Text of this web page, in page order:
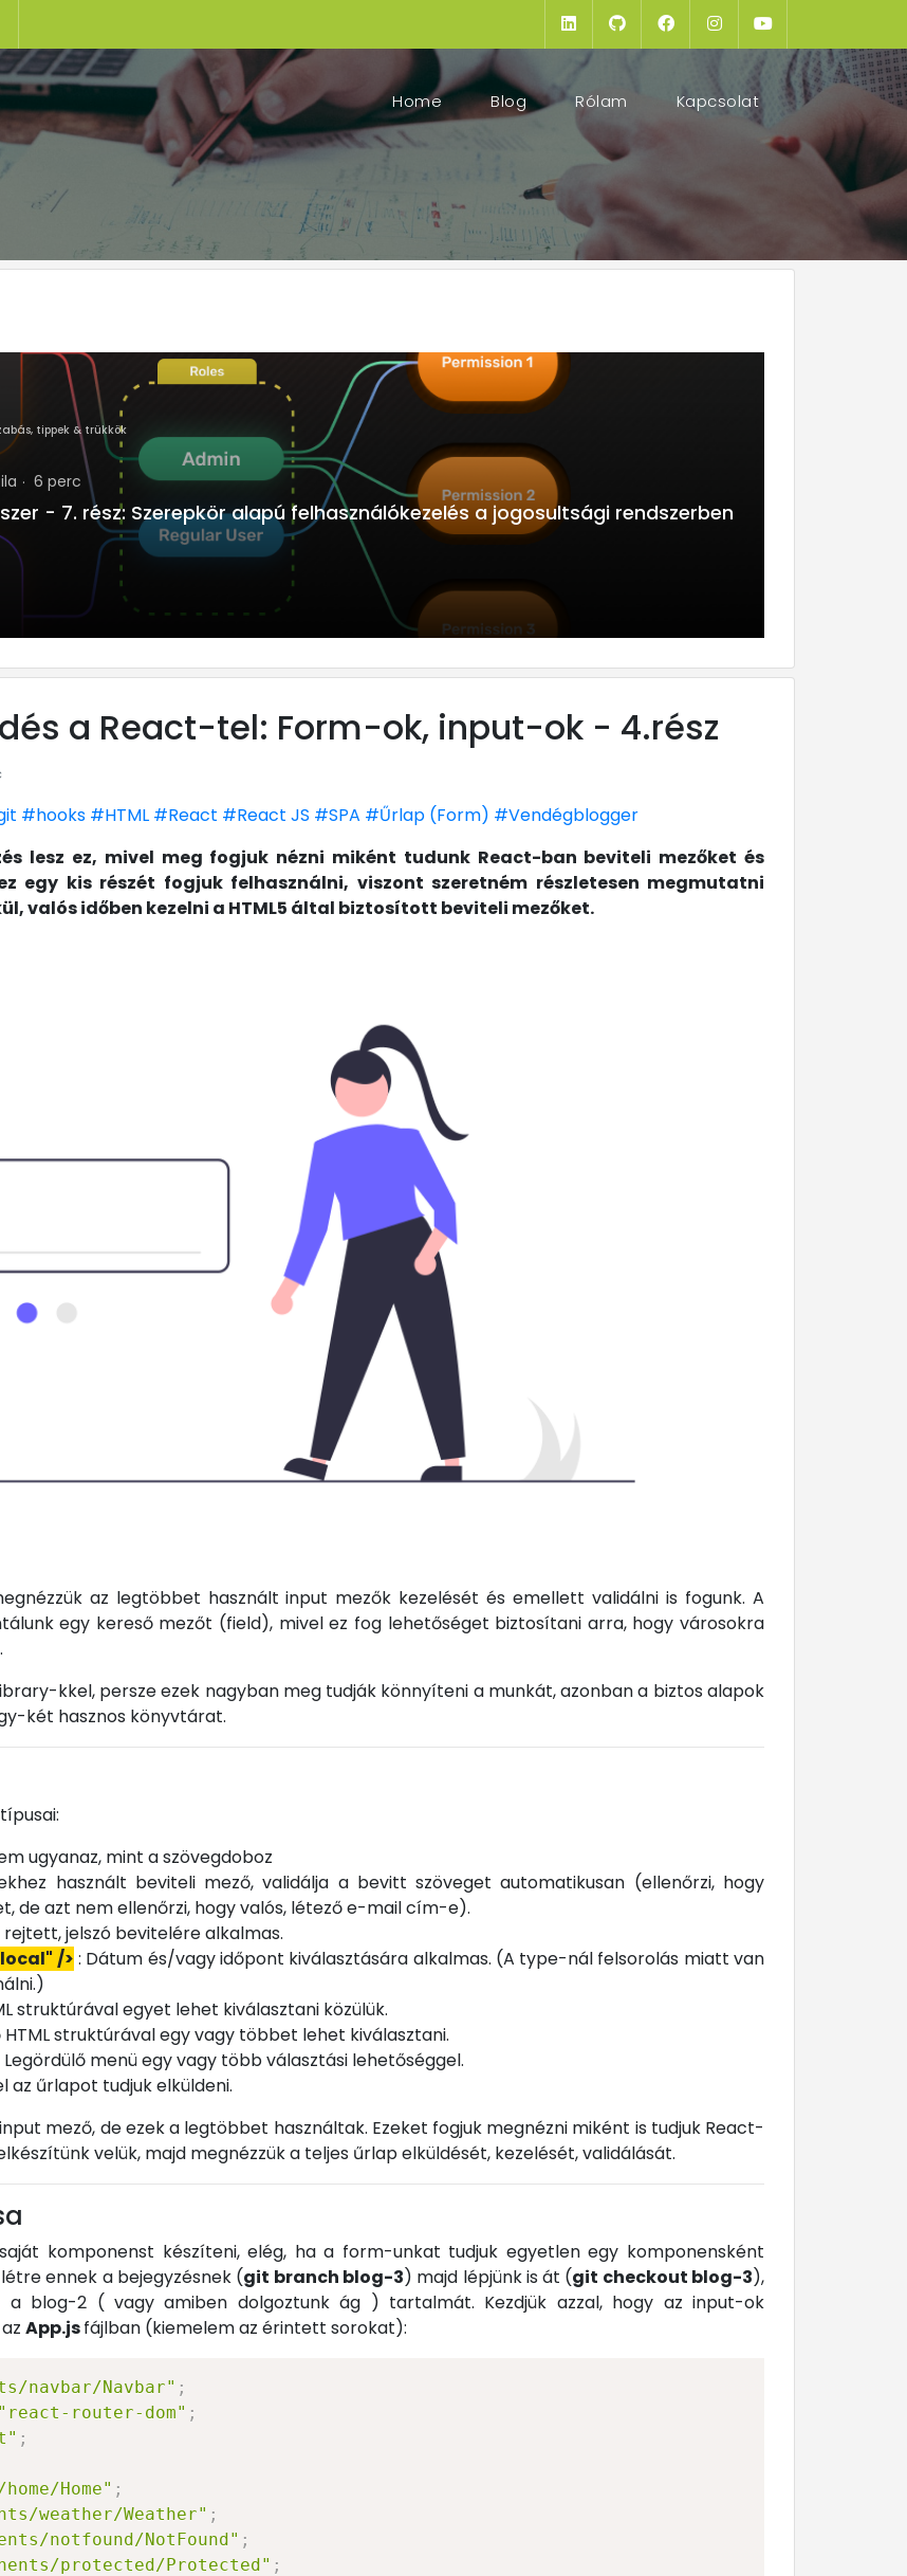
Home(current)
Blog Rólam Kapcsolat
tippek & trükkök
6 perc
- 7. rész: Szerepkör alapú felhasználókezelés a jogosultsági rendszerben
a React-tel: Form-ok, input-ok - 4.rész
#hooks #HTML #React #React JS #SPA #Űrlap (Form) #Vendégblogger
lesz ez, mivel meg fogjuk nézni miként tudunk React-ban beviteli mezőket és
egy kis részét fogjuk felhasználni, viszont szeretném részletesen megmutatni
valós időben kezelni a HTML5 által biztosított beviteli mezőket.
az legtöbbet használt input mezők kezelését és emellett validálni is fogunk. A
egy kereső mezőt (field), mivel ez fog lehetőséget biztosítani arra, hogy városokra
kkel, persze ezek nagyban meg tudják könnyíteni a munkát, azonban a biztos alapok
két hasznos könyvtárat.
ugyanaz, mint a szövegdoboz
használt beviteli mező, validálja a bevitt szöveget automatikusan (ellenőrzi, hogy
de azt nem ellenőrzi, hogy valós, létező e-mail cím-e).
jelszó bevitelére alkalmas.
/> : Dátum és/vagy időpont kiválasztására alkalmas. (A type-nál felsorolás miatt van
struktúrával egyet lehet kiválasztani közülük.
HTML struktúrával egy vagy többet lehet kiválasztani.
Legördülő menü egy vagy több választási lehetőséggel.
az űrlapot tudjuk elküldeni.
mező, de ezek a legtöbbet használtak. Ezeket fogjuk megnézni miként is tudjuk React-
velük, majd megnézzük a teljes űrlap elküldését, kezelését, validálását.
komponenst készíteni, elég, ha a form-unkat tudjuk egyetlen egy komponensként
ennek a bejegyzésnek (git branch blog-3) majd lépjünk is át (git checkout blog-3),
a blog-2 ( vagy amiben dolgoztunk ág ) tartalmát. Kezdjük azzal, hogy az input-ok
App.jsfájlban (kiemelem az érintett sorokat):
navbar/Navbar" ;
"react-router-dom" ;
;
Home" ;
weather/Weather" ;
notfound/NotFound" ;
protected/Protected" ;